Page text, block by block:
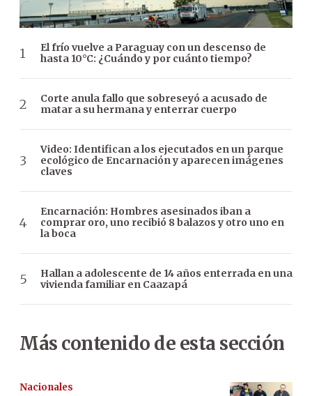
El frío vuelve a Paraguay con un descenso de
hasta 10°C: ¿Cuándo y por cuánto tiempo?
Corte anula fallo que sobreseyó a acusado de
matar a su hermana y enterrar cuerpo
Video: Identifican a los ejecutados en un parque
ecológico de Encarnación y aparecen imágenes
claves
Encarnación: Hombres asesinados iban a
comprar oro, uno recibió 8 balazos y otro uno en
la boca
Hallan a adolescente de 14 años enterrada en una
vivienda familiar en Caazapá
Más contenido de esta sección
Nacionales